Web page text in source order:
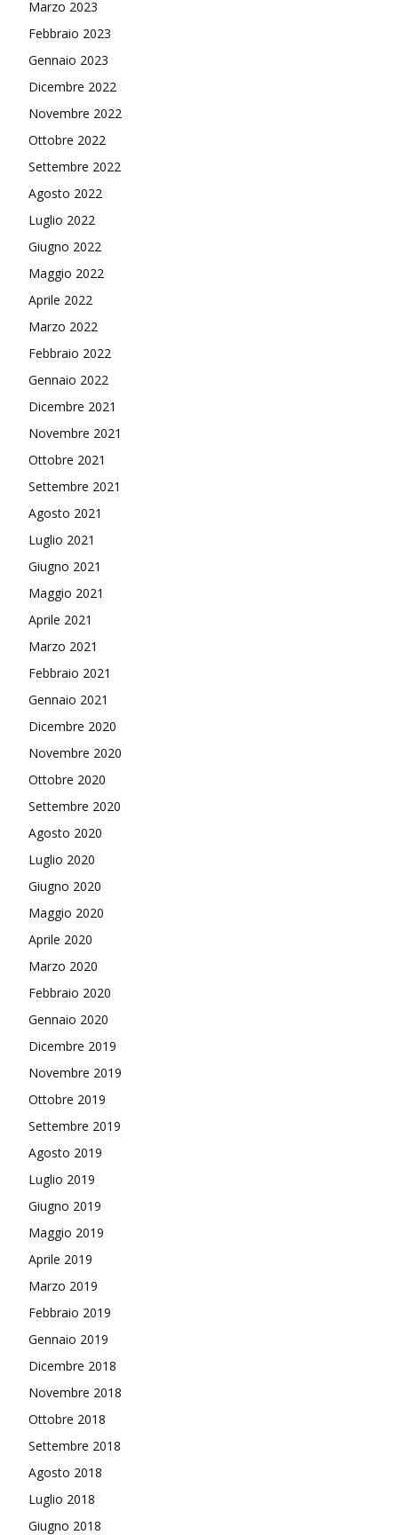
Marzo 2023
Febbraio 2023
Gennaio 2023
Dicembre 2022
Novembre 2022
Ottobre 2022
Settembre 2022
Agosto 2022
Luglio 2022
Giugno 2022
Maggio 2022
Aprile 2022
Marzo 2022
Febbraio 2022
Gennaio 2022
Dicembre 2021
Novembre 2021
Ottobre 2021
Settembre 2021
Agosto 2021
Luglio 2021
Giugno 2021
Maggio 2021
Aprile 2021
Marzo 2021
Febbraio 2021
Gennaio 2021
Dicembre 2020
Novembre 2020
Ottobre 2020
Settembre 2020
Agosto 2020
Luglio 2020
Giugno 2020
Maggio 2020
Aprile 2020
Marzo 2020
Febbraio 2020
Gennaio 2020
Dicembre 2019
Novembre 2019
Ottobre 2019
Settembre 2019
Agosto 2019
Luglio 2019
Giugno 2019
Maggio 2019
Aprile 2019
Marzo 2019
Febbraio 2019
Gennaio 2019
Dicembre 2018
Novembre 2018
Ottobre 2018
Settembre 2018
Agosto 2018
Luglio 2018
Giugno 2018